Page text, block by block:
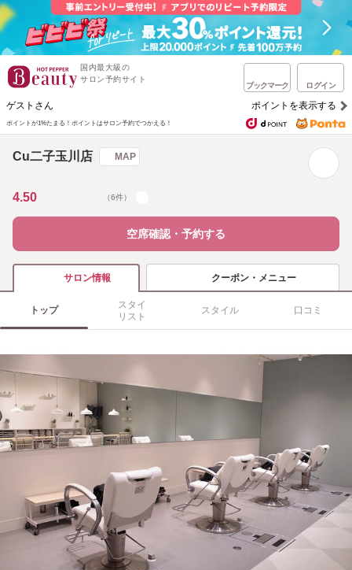
国内最大級の
サロン予約サイト
ブックマーク ログイン
ゲストさん ポイントを表示する
ポイントが1%たまる！ ポイントはサロン予約でつかえる！
Cu二子玉川店 MAP
4.50 （6件）
空席確認・予約する
サロン情報 クーポン・メニュー
トップ
スタイ
リスト
スタイル 口コミ